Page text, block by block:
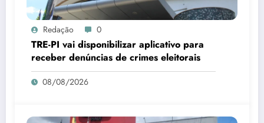
Redação 0
TRE-PI vai disponibilizar aplicativo para
receber denúncias de crimes eleitorais
08/08/2026